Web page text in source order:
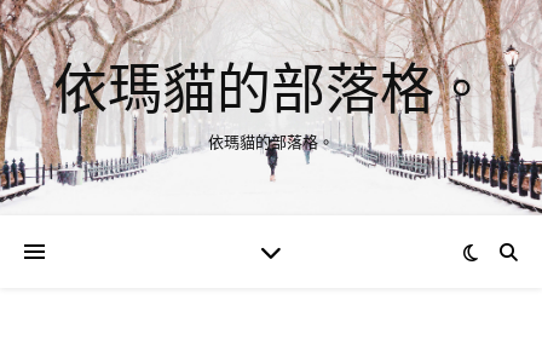
依瑪貓的部落格。
依瑪貓的部落格。